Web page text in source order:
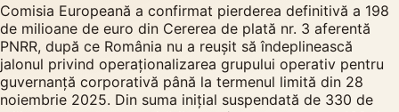
Comisia Europeană a confirmat pierderea definitivă a 198
de milioane de euro din Cererea de plată nr. 3 aferentă
PNRR, după ce România nu a reușit să îndeplinească
jalonul privind operaționalizarea grupului operativ pentru
guvernanță corporativă până la termenul limită din 28
noiembrie 2025. Din suma inițial suspendată de 330 de